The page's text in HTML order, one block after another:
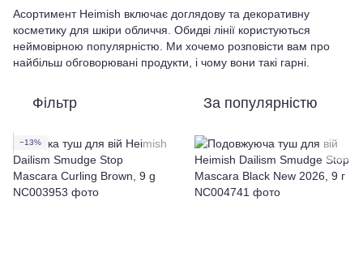
Асортимент Heimish включає доглядову та декоративну
косметику для шкіри обличчя. Обидві лінії користуються
неймовірною популярністю. Ми хочемо розповісти вам про
найбільш обговорювані продукти, і чому вони такі гарні.
Фільтр За популярністю
−13%